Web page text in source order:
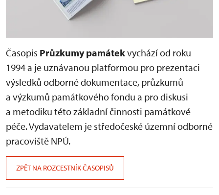
Časopis Průzkumy památekvychází od roku
1994 a je uznávanou platformou pro prezentaci
výsledků odborné dokumentace, průzkumů
a výzkumů památkového fondu a pro diskusi
a metodiku této základní činnosti památkové
péče. Vydavatelem je středočeské územní odborné
pracoviště NPÚ.
ZPĚT NA ROZCESTNÍK ČASOPISŮ